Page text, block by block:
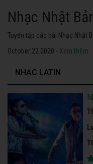
Nhạc Nhật
Tuyển tập các bài Nhạc Nhật
October 22 2020 - Xem thêm
NHẠC LATIN